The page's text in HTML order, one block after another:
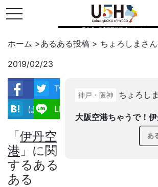
toggle navigation
県公式・兵庫五国連邦プロジェクト
ホーム >あるある投稿 > ちょろしま さ
2019/02/23
神戸・阪神 ちょろし
大阪空港ちゃうで！伊
あ
facebook
Twitter
はてブ
LINE
「伊丹空
港 」に関
するある
ある